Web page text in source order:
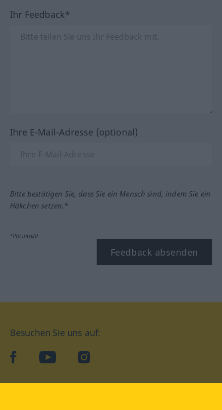
Ihr Feedback*
Ihre E-Mail-Adresse (optional)
Bitte bestätigen Sie, dass Sie ein Mensch sind, indem Sie ein
Häkchen setzen.*
*Pflichtfeld
Feedback absenden
Besuchen Sie uns auf:
facebookYouTube Instagram